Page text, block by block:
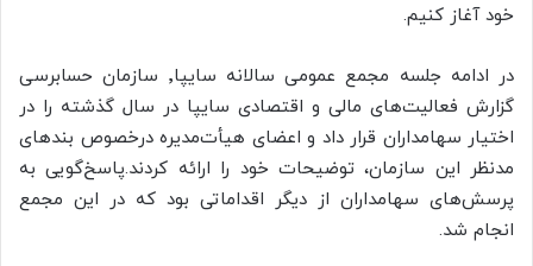
خود آغاز کنیم.
در ادامه جلسه مجمع عمومی سالانه سایپا٬ سازمان حسابرسی
گزارش فعالیت‌های مالی و اقتصادی سایپا در سال گذشته را در
اختیار سهامداران قرار داد و اعضای هیأت‌مدیره درخصوص بندهای
مدنظر این سازمان، توضیحات خود را ارائه کردند.پاسخ‌گویی به
پرسش‌های سهامداران از دیگر اقداماتی بود که در این مجمع
انجام شد.